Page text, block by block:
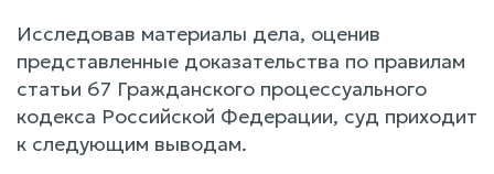
Исследовав материалы дела, оценив
представленные доказательства по правилам
статьи 67 Гражданского процессуального
кодекса Российской Федерации, суд приходит
к следующим выводам.